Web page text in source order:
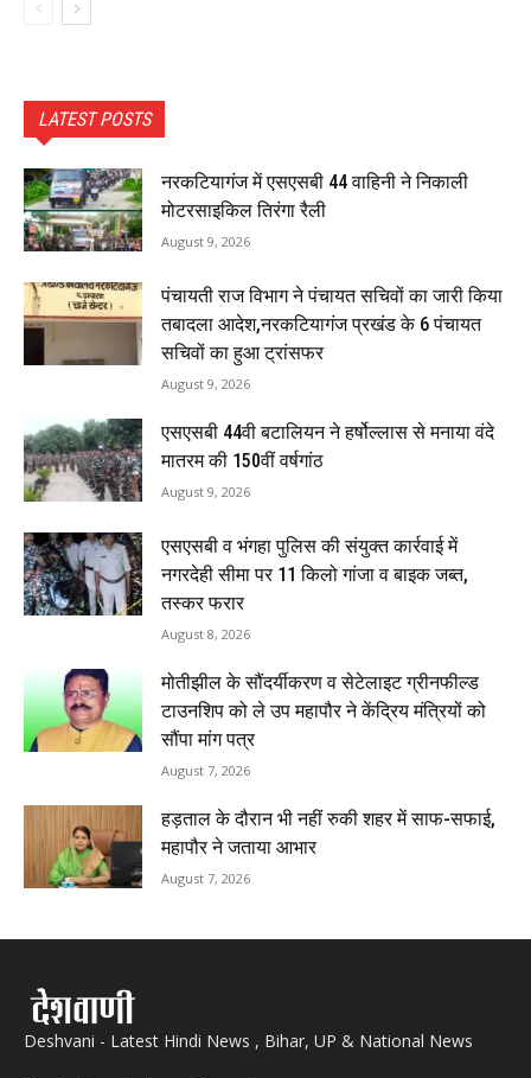
LATEST POSTS
नरकटियागंज में एसएसबी 44 वाहिनी ने निकाली
मोटरसाइकिल तिरंगा रैली
August 9, 2026
पंचायती राज विभाग ने पंचायत सचिवों का जारी किया
तबादला आदेश,नरकटियागंज प्रखंड के 6 पंचायत
सचिवों का हुआ ट्रांसफर
August 9, 2026
एसएसबी 44वी बटालियन ने हर्षोल्लास से मनाया वंदे
मातरम की 150वीं वर्षगांठ
August 9, 2026
एसएसबी व भंगहा पुलिस की संयुक्त कार्रवाई में
नगरदेही सीमा पर 11 किलो गांजा व बाइक जब्त,
तस्कर फरार
August 8, 2026
मोतीझील के सौंदर्यीकरण व सेटेलाइट ग्रीनफील्ड
टाउनशिप को ले उप महापौर ने केंद्रिय मंत्रियों को
सौंपा मांग पत्र
August 7, 2026
हड़ताल के दौरान भी नहीं रुकी शहर में साफ-सफाई,
महापौर ने जताया आभार
August 7, 2026
Deshvani - Latest Hindi News , Bihar, UP & National News